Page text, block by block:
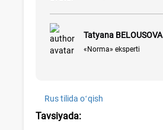
Tatyana BELOUSOVA
«Norma» eksperti
Rus tilida oʻqish
Tavsiyada: